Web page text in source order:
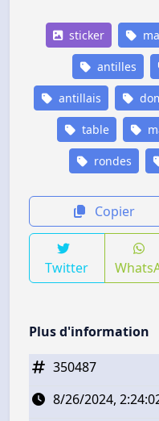
sticker
antilles
antillais
table
rondes
Copier
Twitter
Plus d'information
350487
8/26/2024,